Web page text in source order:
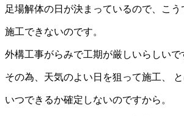
足場解体の日が決まっているので、こう
施工できないのです。
外構工事がらみで工期が厳しいらしいで
その為、天気のよい日を狙って施工、 と
いつできるか確定しないのですから。